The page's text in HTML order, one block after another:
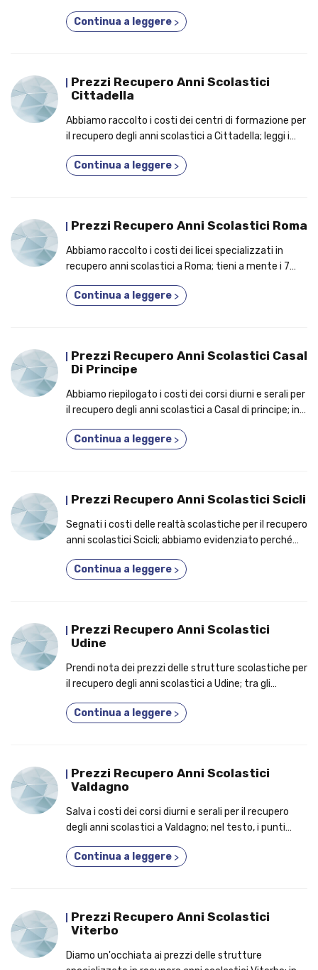
studenti prende parte a un corso 3 anni in 1!
Continua a leggere >
Prezzi Recupero Anni Scolastici
Cittadella
Abbiamo raccolto i costi dei centri di formazione per
il recupero degli anni scolastici a Cittadella; leggi i
serale!
Continua a leggere >
Prezzi Recupero Anni Scolastici Roma
Abbiamo raccolto i costi dei licei specializzati in
recupero anni scolastici a Roma; tieni a mente i 7
3 anni in uno!
Continua a leggere >
Prezzi Recupero Anni Scolastici Casal
Di Principe
Abbiamo riepilogato i costi dei corsi diurni e serali per
il recupero degli anni scolastici a Casal di principe; in
un corso 3 anni in 1!
Continua a leggere >
Prezzi Recupero Anni Scolastici Scicli
Segnati i costi delle realtà scolastiche per il recupero
anni scolastici Scicli; abbiamo evidenziato perché
Continua a leggere >
Prezzi Recupero Anni Scolastici
Udine
Prendi nota dei prezzi delle strutture scolastiche per
il recupero degli anni scolastici a Udine; tra gli
numero crescente di studenti frequenta un corso
Continua a leggere >
Prezzi Recupero Anni Scolastici
Valdagno
Salva i costi dei corsi diurni e serali per il recupero
degli anni scolastici a Valdagno; nel testo, i punti
un corso privato!
Continua a leggere >
Prezzi Recupero Anni Scolastici
Viterbo
Diamo un'occhiata ai prezzi delle strutture